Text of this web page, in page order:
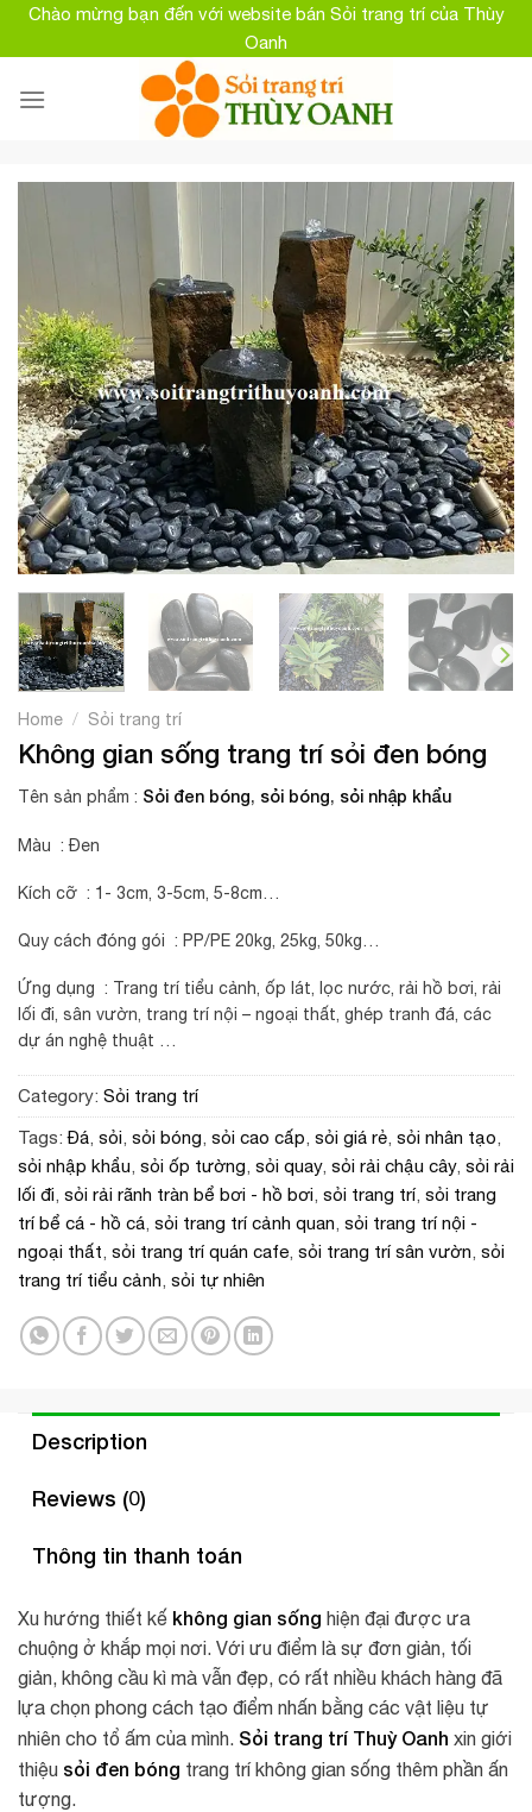
SkipChào mừng bạn đến với website bán Sỏi trang trí của Thùy
Oanh
Home / Sỏi trang trí
Không gian sống trang trí sỏi đen bóng
Tên sản phẩm : Sỏi đen bóng, sỏi bóng, sỏi nhập khẩu
Màu : Đen
Kích cỡ : 1- 3cm, 3-5cm, 5-8cm…
Quy cách đóng gói : PP/PE 20kg, 25kg, 50kg…
Ứng dụng : Trang trí tiểu cảnh, ốp lát, lọc nước, rải hồ bơi, rải
lối đi, sân vườn, trang trí nội – ngoại thất, ghép tranh đá, các
dự án nghệ thuật …
Category: Sỏi trang trí
Tags:Đá, sỏi, sỏi bóng, sỏi cao cấp, sỏi giá rẻ, sỏi nhân tạo,
sỏi nhập khẩu, sỏi ốp tường, sỏi quay, sỏi rải chậu cây, sỏi rải
lối đi, sỏi rải rãnh tràn bể bơi - hồ bơi, sỏi trang trí, sỏi trang
trí bể cá - hồ cá, sỏi trang trí cảnh quan, sỏi trang trí nội -
ngoại thất, sỏi trang trí quán cafe, sỏi trang trí sân vườn, sỏi
trang trí tiểu cảnh, sỏi tự nhiên
Description
Reviews (0)
Thông tin thanh toán
Xu hướng thiết kế không gian sống hiện đại được ưa
chuộng ở khắp mọi nơi. Với ưu điểm là sự đơn giản, tối
giản, không cầu kì mà vẫn đẹp, có rất nhiều khách hàng đã
lựa chọn phong cách tạo điểm nhấn bằng các vật liệu tự
nhiên cho tổ ấm của mình. Sỏi trang trí Thuỳ Oanh xin giới
thiệu sỏi đen bóng trang trí không gian sống thêm phần ấn
tượng.